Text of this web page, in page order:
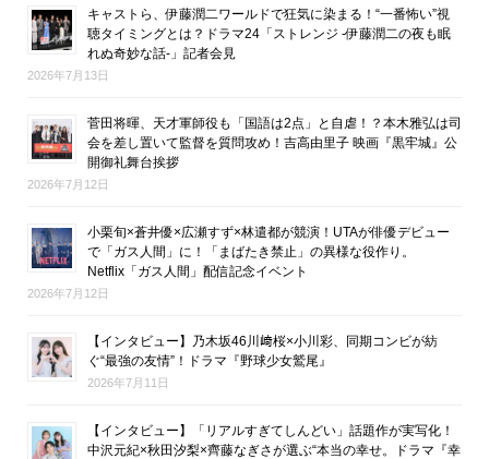
キャストら、伊藤潤二ワールドで狂気に染まる！“一番怖い”視
聴タイミングとは？ドラマ24「ストレンジ -伊藤潤二の夜も眠
れぬ奇妙な話-」記者会見
2026年7月13日
菅田将暉、天才軍師役も「国語は2点」と自虐！？本木雅弘は司
会を差し置いて監督を質問攻め！吉高由里子 映画『黒牢城』公
開御礼舞台挨拶
2026年7月12日
小栗旬×蒼井優×広瀬すず×林遣都が競演！UTAが俳優デビュー
で「ガス人間」に！「まばたき禁止」の異様な役作り。
Netflix「ガス人間」配信記念イベント
2026年7月12日
【インタビュー】乃木坂46川﨑桜×小川彩、同期コンビが紡
ぐ“最強の友情”！ドラマ『野球少女鷲尾』
2026年7月11日
【インタビュー】「リアルすぎてしんどい」話題作が実写化！
中沢元紀×秋田汐梨×齊藤なぎさが選ぶ“本当の幸せ。ドラマ『幸